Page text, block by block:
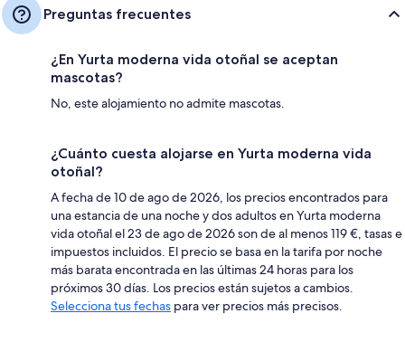
Preguntas frecuentes
¿En Yurta moderna vida otoñal se aceptan
mascotas?
No, este alojamiento no admite mascotas.
¿Cuánto cuesta alojarse en Yurta moderna vida
otoñal?
A fecha de 10 de ago de 2026, los precios encontrados para
una estancia de una noche y dos adultos en Yurta moderna
vida otoñal el 23 de ago de 2026 son de al menos 119 €, tasas e
impuestos incluidos. El precio se basa en la tarifa por noche
más barata encontrada en las últimas 24 horas para los
próximos 30 días. Los precios están sujetos a cambios.
Selecciona tus fechas para ver precios más precisos.